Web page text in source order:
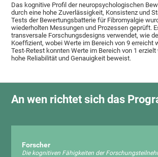
Das kognitive Profil der neuropsychologischen
durch eine hohe Zuverlässigkeit, Konsistenz und
Tests der Bewertungsbatterie für Fibromyalgie
wiederholten Messungen und Prozessen geprüft.
transversale Forschungsdesigns verwendet, wie
Koeffizient, wobei Werte im Bereich von 9 erreicht
Test-Retest konnten Werte im Bereich von 1
hohe Reliabilität und Genauigkeit beweist.
An wen richtet sich das
Forscher
Die kognitiven Fähigkeiten der